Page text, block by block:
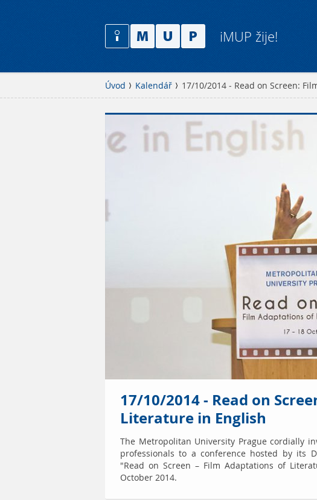
iMUP žije!
Úvod Kalendář 17/10/2014 - Read on Screen:
17/10/2014 - Read on
Literature in English
The Metropolitan University Prague cordially
professionals to a conference hosted by its
"Read on Screen – Film Adaptations of
October 2014.